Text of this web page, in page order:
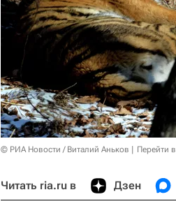
© РИА Новости / Виталий Аньков Перейти
Читать ria.ru в Дзен